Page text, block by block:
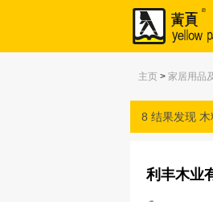
主页 > 家居用品
8 结果发现
利丰木业